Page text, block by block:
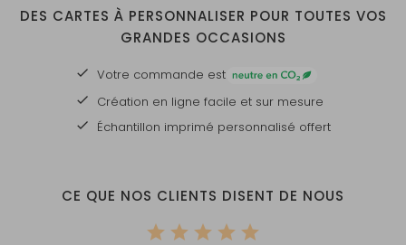
DES CARTES À PERSONNALISER POUR TOUTES VOS
GRANDES OCCASIONS
Votre commande est
Création en ligne facile et sur mesure
Échantillon imprimé personnalisé offert
CE QUE NOS CLIENTS DISENT DE NOUS